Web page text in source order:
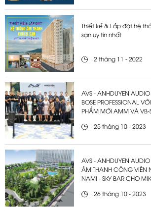
Thiết kế & Lắp đặt hệ
sạn uy tín nhất
2 tháng 11 - 2022
AVS - ANHDUYEN
BOSE PROFESSIONAL
PHẨM MỚI AMM VÀ VB-
25 tháng 10 - 2023
AVS - ANHDUYEN
ÂM THANH CÔNG VIÊN
NAMI - SKY BAR CHO
26 tháng 10 - 2023